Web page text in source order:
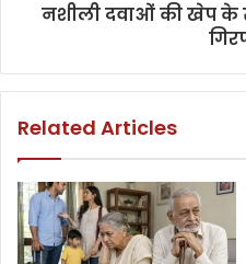
नशीली दवाओं की खेप के
Related Articles